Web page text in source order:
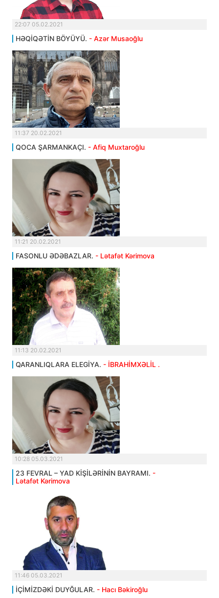
22:07 05.02.2021
HƏQİQƏTİN BÖYÜYÜ. - Azər Musaoğlu
11:37 20.02.2021
QOCA ŞARMANKAÇI. - Afiq Muxtaroğlu
11:21 20.02.2021
FASONLU ƏDƏBAZLAR. - Lətafət Kərimova
11:13 20.02.2021
QARANLIQLARA ELEGİYA. - İBRAHİMXƏLİL .
10:28 05.03.2021
23 FEVRAL – YAD KİŞİLƏRİNİN BAYRAMI. -
Lətafət Kərimova
11:46 05.03.2021
İÇİMİZDƏKİ DUYĞULAR. - Hacı Bəkiroğlu